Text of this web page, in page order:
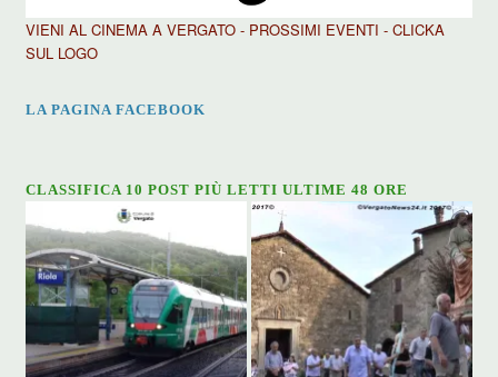
VIENI AL CINEMA A VERGATO - PROSSIMI EVENTI - CLICKA
SUL LOGO
LA PAGINA FACEBOOK
CLASSIFICA 10 POST PIÙ LETTI ULTIME 48 ORE